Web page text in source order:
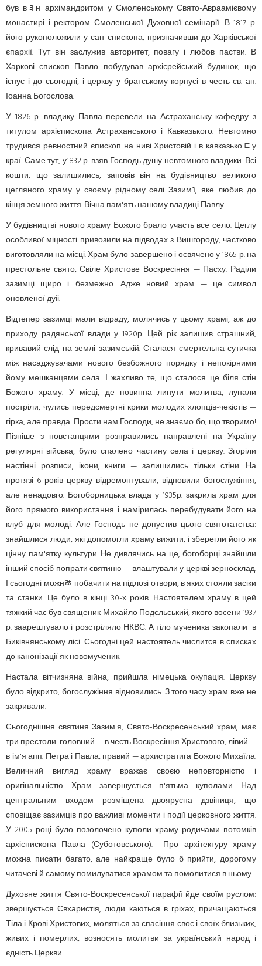
був вﾖн архімандритом у Смоленському Свято-Авраамієвому
монастирі і ректором Смоленської Духовної семінарії. В 1817 р.
його рукоположили у сан єпископа, призначивши до Харківської
єпархії. Тут він заслужив авторитет, повагу і любов пастви. В
Харкові єпископ Павло побудував архієрейський будинок, що
існує і до сьогодні, і церкву у братському корпусі в честь св. ап.
Іоанна Богослова.
У 1826 р. владику Павла перевели на Астраханську кафедру з
титулом архієпископа Астраханського і Кавказького. Невтомно
трудився ревностний єпископ на ниві Христовій і в кавказь­коﾼу
краї. Саме тут, у1832 р. взяв Господь душу невтомного владики. Всі
кошти, що залишились, заповів він на будівництво великого
цегляного храму у своєму рідному селі Зазим’ї, яке любив до
кінця земного життя. Вічна пам'ять нашому владиці Павлу!
У будівництві нового храму Божого брало участь все село. Цеглу
особливої міцності привозили на підводах з Вишгороду, частково
виготовляли на місці. Храм було завершено і освячено у 1865 р. на
престольне свято, Свіле Христове Воскресіння — Пасху. Раділи
зазимці щиро і безмежно. Адже новий храм — це символ
оновленої дуiі.
Відтепер зазимці мали відраду, молячись у цьому храмі, аж до
приходу радянської влади у 1920р. Цей рік залишив страшний,
кривавий слід на землі зазимській. Сталася смертельна сутичка
між насаджувачами нового безбожного порядку і непокірними
йому мешканцями села. І жахливо те, що сталося це біля стін
Божого храму. У місці, де повинна линути молитва, лунали
постріли, чулись передсмертні крики молодих хлопців-чекістів —
гірка, але правда. Прости нам Господи, не знаємо бо, що творимо!
Пізніше з повстанцями розправились направлені на Україну
регулярні війська, було спалено частину села і церкву. Згоріли
настінні розписи, ікони, книги — залишились тільки стіни. На
протязі 6 років церкву відремонтували, відновили богослужіння,
але ненадовго. Богоборницька влада у 1935р. закрила храм для
його прямого використання і намірилась перебудувати його на
клуб для молоді. Але Господь не допустив цього святотатства:
знайшлися лю­ди, які допомогли храму вижити, і зберегли його як
цінну пам'ятку культури. Не дивлячись на це, богоборці знайшли
інший спосіб попрати святиню — влаштували у церкві зерносклад.
І сьогодні можнﾰ побачити на підлозі отвори, в яких стояли засіки
та станки. Це було в кінці 30-х років. Настоятелем храму в цей
тяжкий час був священик Михайло Подєльський, якого восени 1937
р. заарештувало і розстріляло НКВС. А тіло мученика закопали в
Биківнянському лісі. Сьогодні цей настоятель числится в списках
до канонізації як новомученик.
Настала вітчизняна війна, прийшла німецька окупація. Церкву
було відкрито, богослужіння відновились. З того часу храм вже не
закривали.
Сьогоднішня святиня Зазим'я, Свято-Воскресенський храм, має
три престоли: головний — в честь Воскресіння Христового, лівий —
в ім'я апп. Петра і Павла, правий — архистратига Божого Михаїла.
Величний вигляд храму вражає своєю неповторністю і
оригінальністю. Храм завершується п'ятьма куполами. Над
центральним входом розміщена двоярусна дзвіниця, що
сповіщає зазимців про важливі моменти і події церковного життя.
У 2005 році було позолочено куполи храму родичами потомків
архіє­пископа Павла (Суботовського). Про архітектуру храму
можна писати багато, але найкраще було б прийти, дорогому
читачеві й самому помилу­ватися храмом та помолитися в ньому.
Духовне життя Свято-Воскресенської парафії йде своїм руслом:
звершується Євхаристія, люди каються в гріхах, причащаються
Тіла і Крові Христових, моляться за спасіння своє і своїх близьких,
живих і померлих, возносять молитви за український народ і
єдність Церкви.